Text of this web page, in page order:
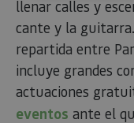
llenar calles y
cante y la
repartida entre
incluye grandes
actuaciones
eventos ante el